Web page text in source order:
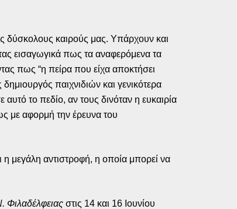
δύσκολους καιρούς μας. Υπάρχουν και
εισαγωγικά πως τα αναφερόμενα τα
πως “η πείρα που είχα αποκτήσει
παιχνιδιών και γενικότερα
το πεδίο, αν τους δινόταν η ευκαιρία
με αφορμή την έρευνα του
η μεγάλη αντιστροφή, η οποία μπορεί να
Φιλαδέλφειας στις 14 και 16 Ιουνίου